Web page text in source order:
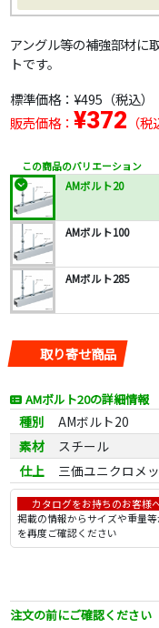
アングル等の補強部材に
トです。
標準価格： ¥495 （税込）
販売価格： ¥372 （
この商品のバリエーション
AMボルト20
AMボルト100
AMボルト285
取り寄せ商品
AMボルト20の詳細情報
種別
AMボルト20
素材
スチール
仕上
三価ユニクロメ
カタログをお持ちのお客様
掲載の情報からサイズや重量
を再度ご確認ください
注文の前にご確認ください